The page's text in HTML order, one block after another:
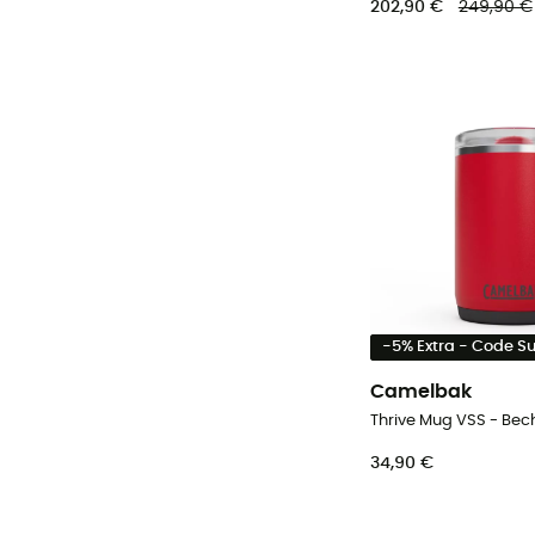
202,90 € 249,90 €
-5% Extra - Code
Camelbak
Thrive Mug VSS -
34,90 €